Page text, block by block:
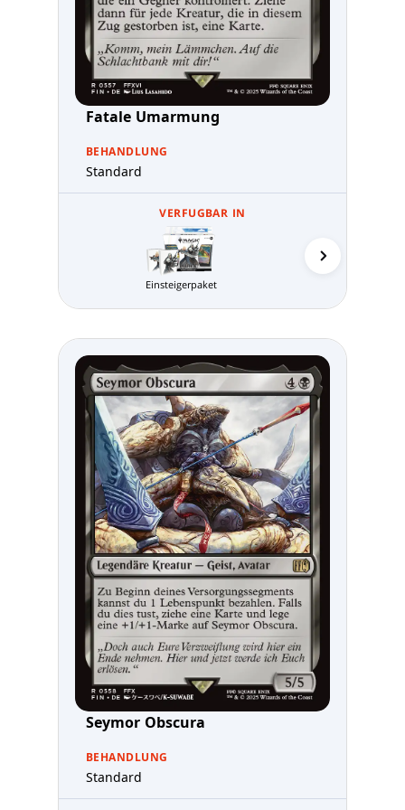
Fatale Umarmung
BEHANDLUNG
Standard
VERFUGBAR IN
Einsteigerpaket
Seymor Obscura
BEHANDLUNG
Standard